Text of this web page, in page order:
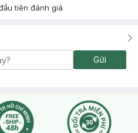
tiên đánh giá
Gửi